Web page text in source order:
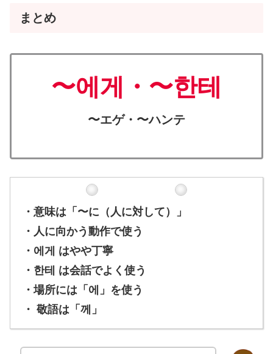
まとめ
〜에게 ・ 〜한테
〜エゲ・〜ハンテ
・意味は「〜に（人に対して）」
・人に向かう動作で使う
・에게 はやや丁寧
・한테 は会話でよく使う
・場所には「에」を使う
・ 敬語は「께」